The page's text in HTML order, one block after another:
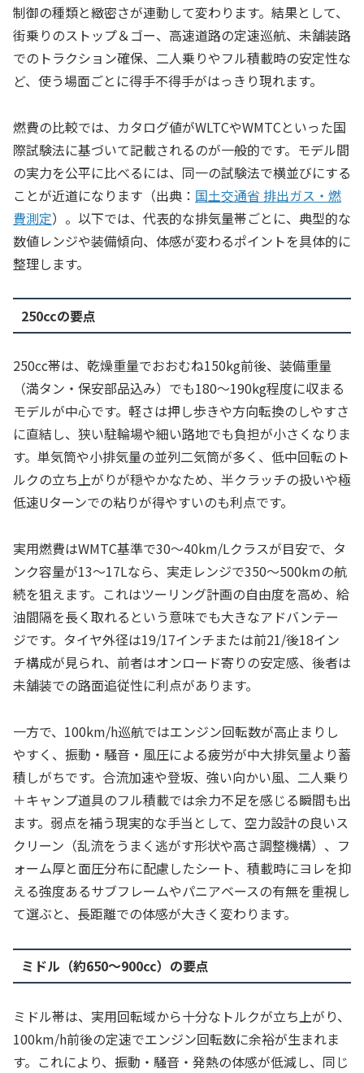
制御の種類と緻密さが連動して変わります。結果として、
街乗りのストップ＆ゴー、高速道路の定速巡航、未舗装路
でのトラクション確保、二人乗りやフル積載時の安定性な
ど、使う場面ごとに得手不得手がはっきり現れます。
燃費の比較では、カタログ値がWLTCやWMTCといった国
際試験法に基づいて記載されるのが一般的です。モデル間
の実力を公平に比べるには、同一の試験法で横並びにする
ことが近道になります（出典： 国土交通省 排出ガス・ 燃
費測定）。以下では、代表的な排気量帯ごとに、典型的な
数値レンジや装備傾向、体感が変わるポイントを具体的に
整理します。
250ccの要点
250cc帯は、乾燥重量でおおむね150kg前後、装備重量
（満タン・保安部品込み）でも180〜190kg程度に収まる
モデルが中心です。軽さは押し歩きや方向転換のしやすさ
に直結し、狭い駐輪場や細い路地でも負担が小さくなりま
す。単気筒や小排気量の並列二気筒が多く、低中回転のト
ルクの立ち上がりが穏やかなため、半クラッチの扱いや極
低速Uターンでの粘りが得やすいのも利点です。
実用燃費はWMTC基準で30〜40km/Lクラスが目安で、タ
ンク容量が13〜17Lなら、実走レンジで350〜500kmの航
続を狙えます。これはツーリング計画の自由度を高め、給
油間隔を長く取れるという意味でも大きなアドバンテー
ジです。タイヤ外径は19/17インチまたは前21/後18イン
チ構成が見られ、前者はオンロード寄りの安定感、後者は
未舗装での路面追従性に利点があります。
一方で、100km/h巡航ではエンジン回転数が高止まりし
やすく、振動・騒音・風圧による疲労が中大排気量より蓄
積しがちです。合流加速や登坂、強い向かい風、二人乗り
＋キャンプ道具のフル積載では余力不足を感じる瞬間も出
ます。弱点を補う現実的な手当として、空力設計の良いス
クリーン（乱流をうまく逃がす形状や高さ調整機構）、フ
ォーム厚と面圧分布に配慮したシート、積載時にヨレを抑
える強度あるサブフレームやパニアベースの有無を重視し
て選ぶと、長距離での体感が大きく変わります。
ミドル（約650〜900cc）の要点
ミドル帯は、実用回転域から十分なトルクが立ち上がり、
100km/h前後の定速でエンジン回転数に余裕が生まれま
す。これにより、振動・騒音・発熱の体感が低減し、同じ